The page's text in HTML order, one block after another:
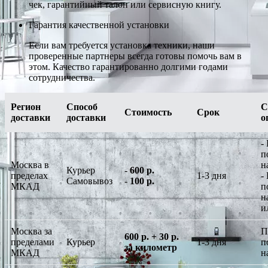
чек, гарантийный талон или сервисную книгу.
Гарантия качественной установки
Если вам требуется установка техники, наши
проверенные партнеры всегда готовы помочь вам в
этом. Качество гарантированно долгими годами
сотрудничества.
Регион
доставки
Способ
доставки
Стоимость Срок
Москва в
пределах
МКАД
Курьер
Самовывоз
-600 р.
- 100 р.
1-3 дня
-
-
Москва за
пределами
МКАД
Курьер
600 р. + 30 р.
за километр
1-3 дня